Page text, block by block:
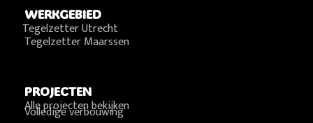
WERKGEBIED
Tegelzetter Utrecht
Tegelzetter Maarssen
PROJECTEN
Alle projecten bekijken
Volledige verbouwing